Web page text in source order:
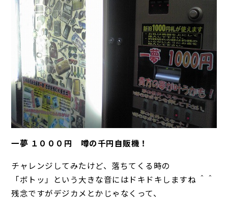
一夢 １０００円 噂の千円自販機！
チャレンジしてみたけど、落ちてくる時の
「ボトッ」という大きな音にはドキドキしますね ＾＾
残念ですがデジカメとかじゃなくって、